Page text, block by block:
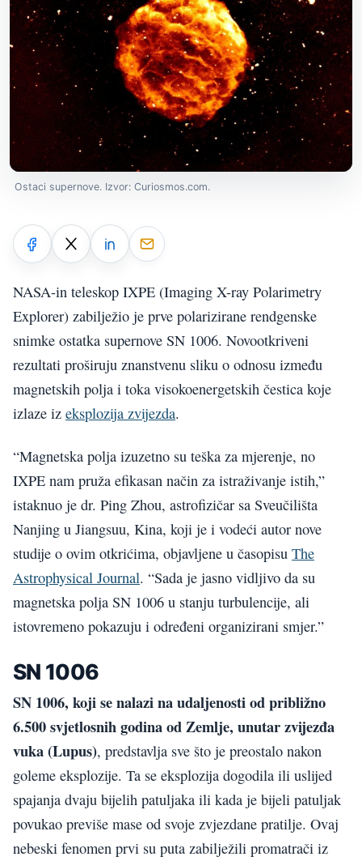
Ostaci supernove. Izvor: Curiosmos.com.
NASA-in teleskop IXPE (Imaging X-ray Polarimetry
Explorer) zabilježio je prve polarizirane rendgenske
snimke ostatka supernove SN 1006. Novootkriveni
rezultati proširuju znanstvenu sliku o odnosu između
magnetskih polja i toka visokoenergetskih čestica koje
izlaze iz eksplozija zvijezda.
“Magnetska polja izuzetno su teška za mjerenje, no
IXPE nam pruža efikasan način za istraživanje istih,”
istaknuo je dr. Ping Zhou, astrofizičar sa Sveučilišta
Nanjing u Jiangsuu, Kina, koji je i vodeći autor nove
studije o ovim otkrićima, objavljene u časopisu The
Astrophysical Journal. “Sada je jasno vidljivo da su
magnetska polja SN 1006 u stanju turbulencije, ali
istovremeno pokazuju i određeni organizirani smjer.”
SN 1006
SN 1006, koji se nalazi na udaljenosti od približno
6.500 svjetlosnih godina od Zemlje, unutar zvijezđa
vuka (Lupus), predstavlja sve što je preostalo nakon
goleme eksplozije. Ta se eksplozija dogodila ili uslijed
spajanja dvaju bijelih patuljaka ili kada je bijeli patuljak
povukao previše mase od svoje zvjezdane pratilje. Ovaj
nebeski fenomen prvi su puta zabilježili promatrači iz